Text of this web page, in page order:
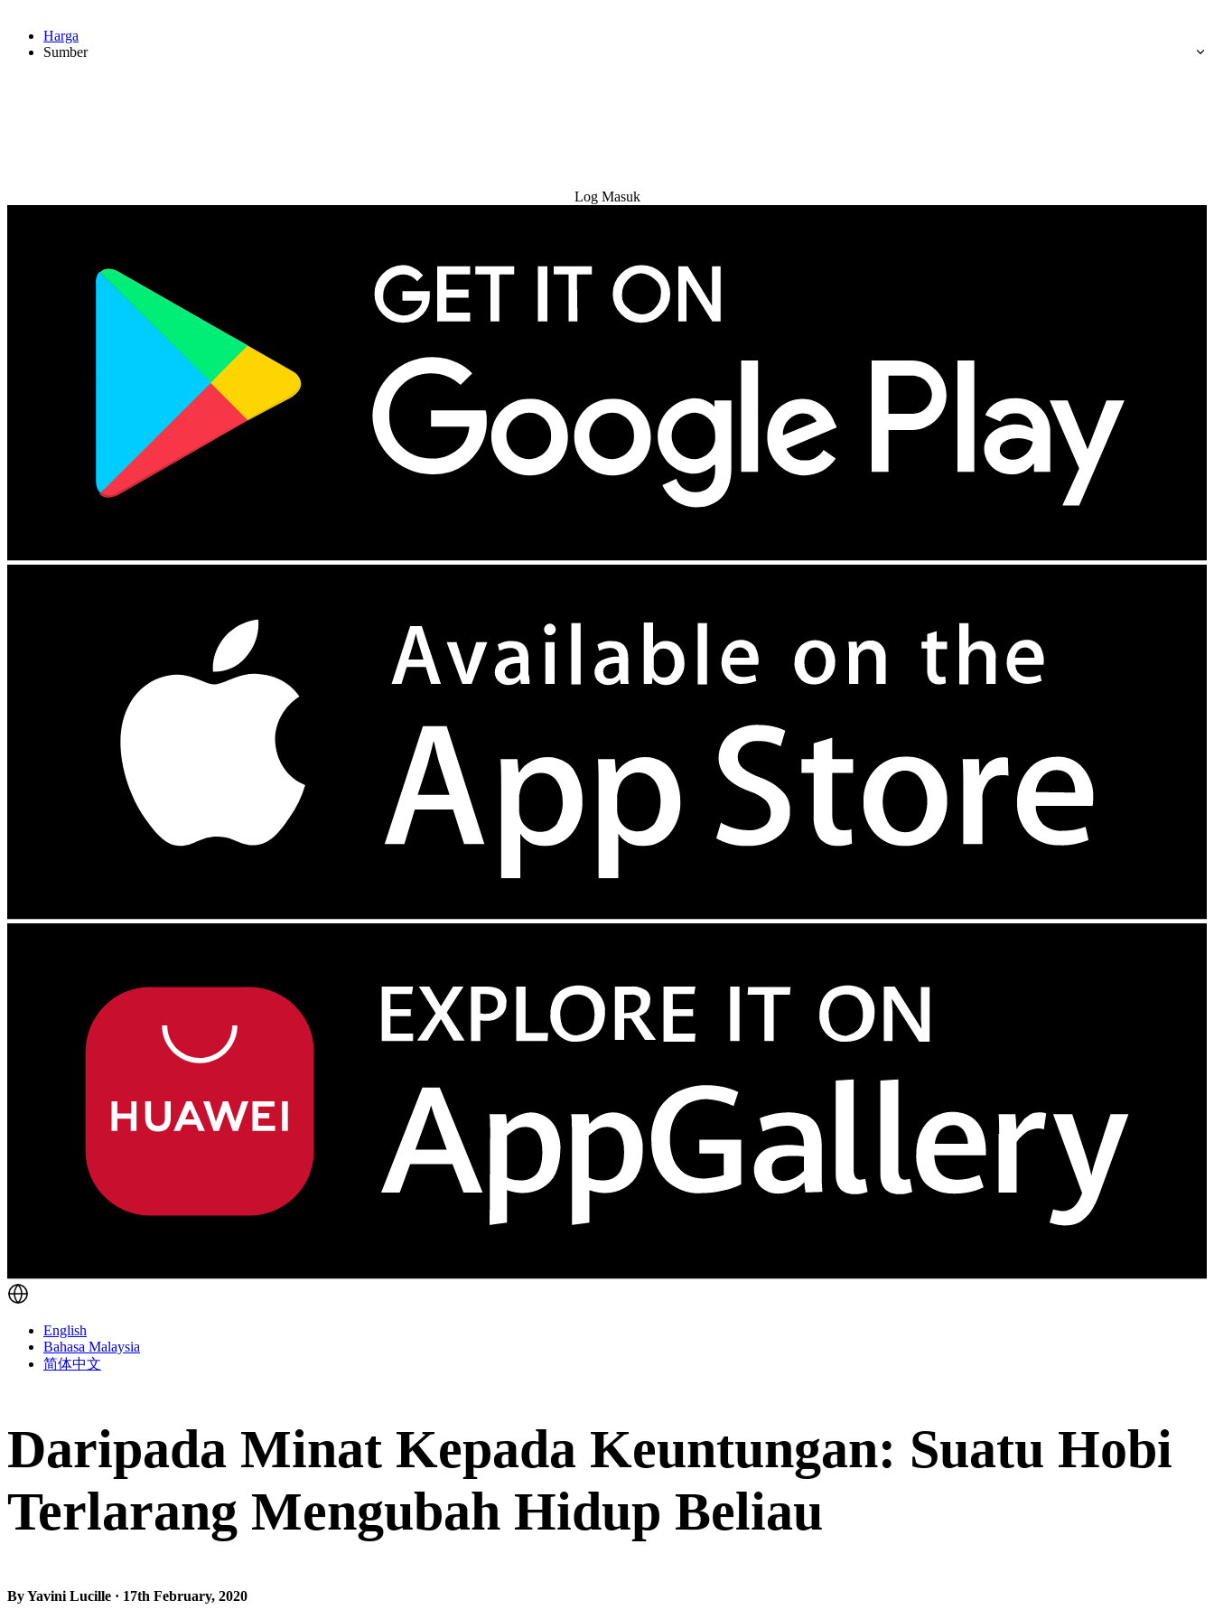
Harga
Sumber
Log Masuk
English
Bahasa Malaysia
简体中文
Daripada Minat Kepada Keuntungan: Suatu Hobi
Terlarang Mengubah Hidup Beliau
By Yavini Lucille · 17th February, 2020